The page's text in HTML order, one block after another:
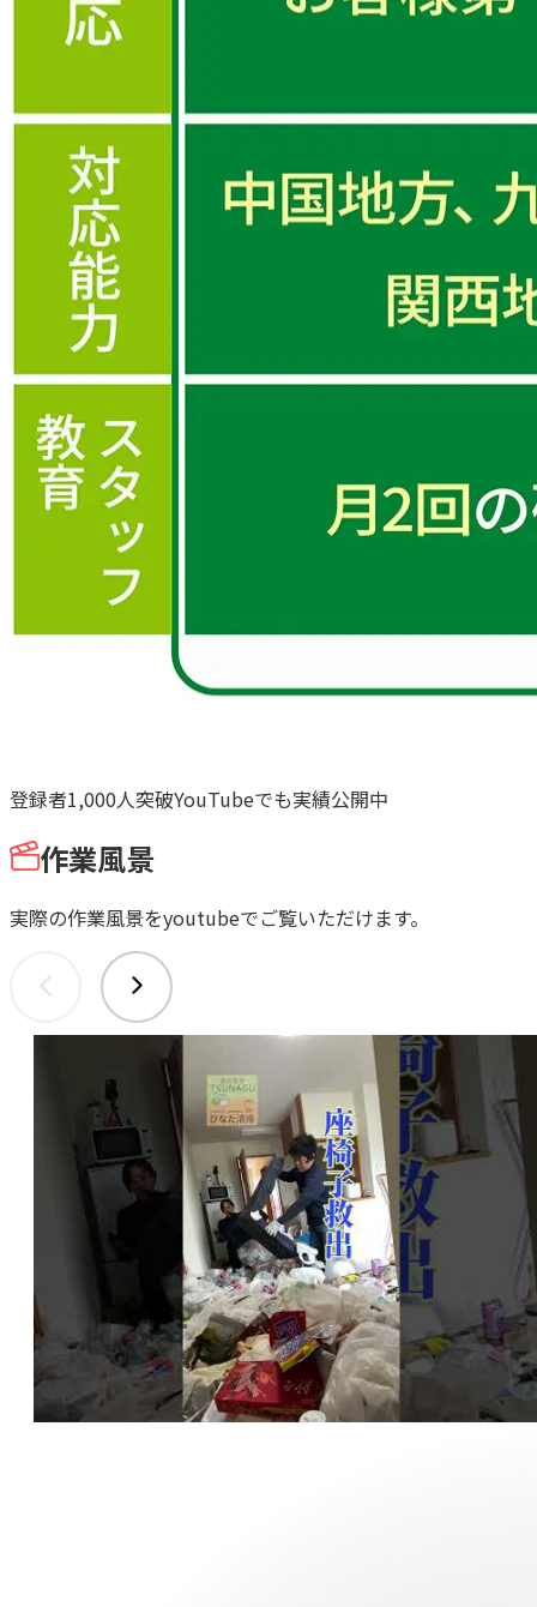
登録者1,000人突破YouTubeでも実績公開中
作業風景
実際の作業風景をyoutubeでご覧いただけます。